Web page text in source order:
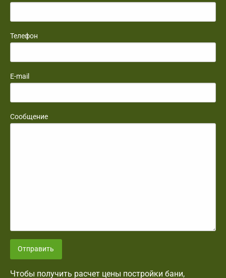
Телефон
E-mail
Сообщение
Отправить
Чтобы получить расчет цены постройки бани,